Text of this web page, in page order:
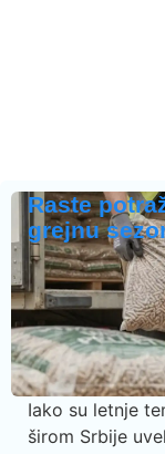
Raste
grejnu
Iako su letnje
širom Srbije